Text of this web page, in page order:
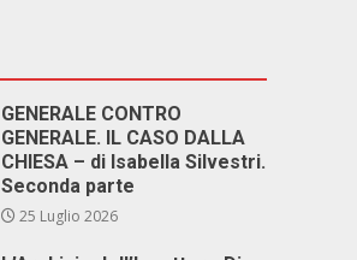
GENERALE CONTRO
GENERALE. IL CASO DALLA
CHIESA – di Isabella Silvestri.
Seconda parte
25 Luglio 2026